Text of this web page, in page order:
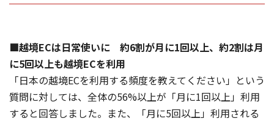
■越境ECは日常使いに 約6割が月に1回以上、約2割は月
に5回以上も越境ECを利用
「日本の越境ECを利用する頻度を教えてください」という
質問に対しては、全体の56%以上が「月に1回以上」利用
すると回答しました。また、「月に5回以上」利用される